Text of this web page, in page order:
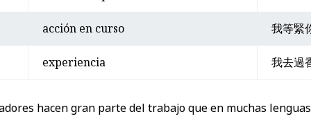
acción en curso 我等緊
experiencia 我去過
hacen gran parte del trabajo que en muchas